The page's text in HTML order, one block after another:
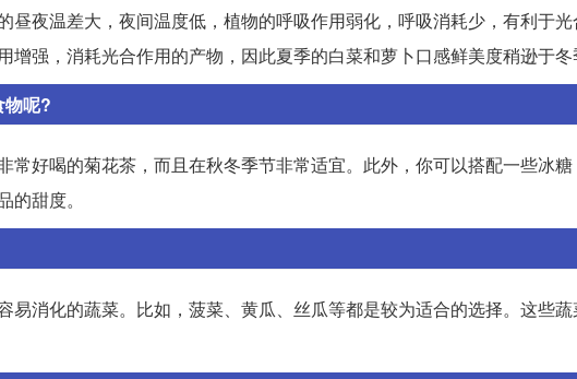
昼夜温差大，夜间温度低，植物的呼吸作用弱化，呼吸消耗少，有利于
强，消耗光合作用的产物，因此夏季的白菜和萝卜口感鲜美度稍逊于冬
物呢?
常好喝的菊花茶，而且在秋冬季节非常适宜。此外，你可以搭配一些冰
甜度。
易消化的蔬菜。比如，菠菜、黄瓜、丝瓜等都是较为适合的选择。这些